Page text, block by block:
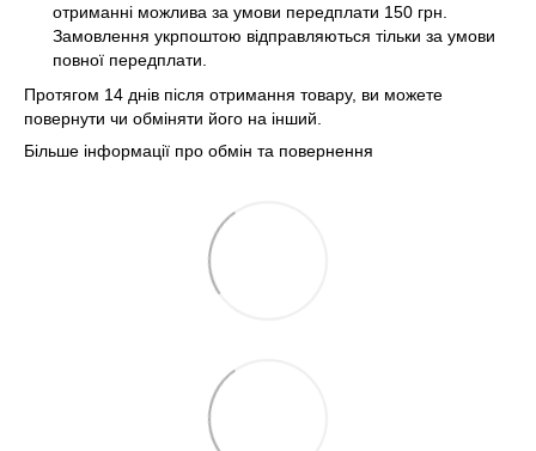
отриманні можлива за умови передплати 150 грн.
Замовлення укрпоштою відправляються тільки за умови
повної передплати.
Протягом 14 днів після отримання товару, ви можете
повернути чи обміняти його на інший.
Більше інформації про обмін та повернення